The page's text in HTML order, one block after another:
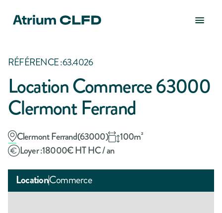
RÉFÉRENCE :63.4026
Location Commerce 63000
Clermont Ferrand
Clermont Ferrand(63000) 100m²
Loyer :18000€ HT HC / an
LocationCommerce